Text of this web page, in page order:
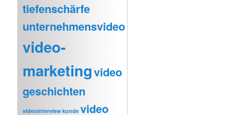
tiefenschärfe
unternehmensvideo
video-
marketingvideo
geschichten
videointerview kunde video